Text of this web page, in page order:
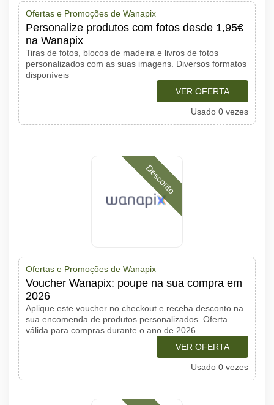
Ofertas e Promoções de Wanapix
Personalize produtos com fotos desde 1,95€
na Wanapix
Tiras de fotos, blocos de madeira e livros de fotos
personalizados com as suas imagens. Diversos formatos
disponíveis
VER OFERTA
Usado 0 vezes
Desconto
Ofertas e Promoções de Wanapix
Voucher Wanapix: poupe na sua compra em
2026
Aplique este voucher no checkout e receba desconto na
sua encomenda de produtos personalizados. Oferta
válida para compras durante o ano de 2026
VER OFERTA
Usado 0 vezes